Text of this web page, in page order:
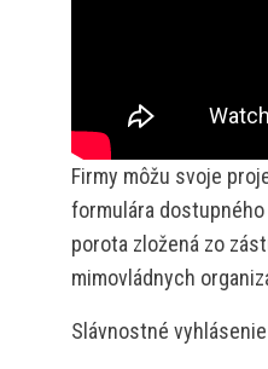
Firmy môžu svoje
formulára
porota zložená zo
mimovládnych
Slávnostné